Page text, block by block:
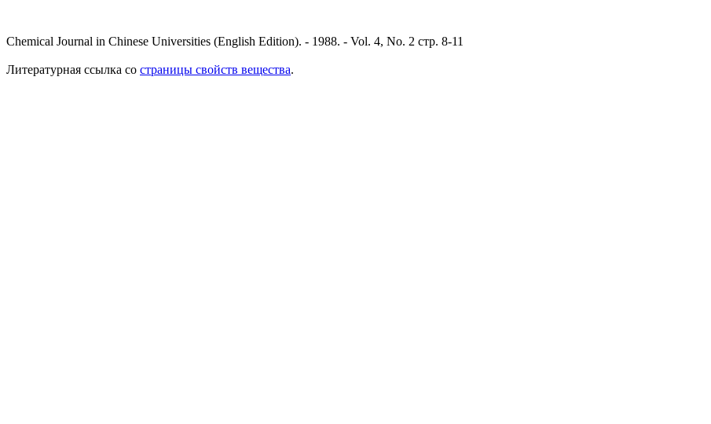
Chemical Journal in Chinese Universities (English Edition). - 1988. - Vol. 4, No. 2 стр. 8-11
Литературная ссылка со страницы свойств вещества.